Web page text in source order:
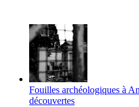
Fouilles archéologiques à
découvertes